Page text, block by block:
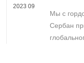
2023 09
отдела
Мы с
Сербан